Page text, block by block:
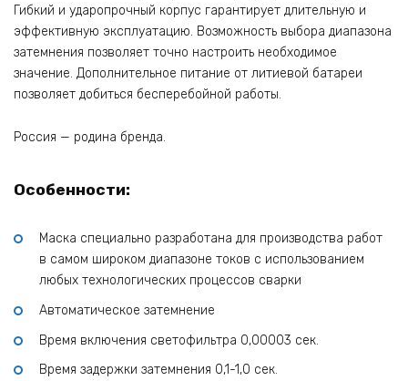
Гибкий и ударопрочный корпус гарантирует длительную и
эффективную эксплуатацию. Возможность выбора диапазона
затемнения позволяет точно настроить необходимое
значение. Дополнительное питание от литиевой батареи
позволяет добиться бесперебойной работы.
Россия — родина бренда.
Особенности:
Маска специально разработана для производства работ
в самом широком диапазоне токов с использованием
любых технологических процессов сварки
Автоматическое затемнение
Время включения светофильтра 0,00003 сек.
Время задержки затемнения 0,1-1,0 сек.